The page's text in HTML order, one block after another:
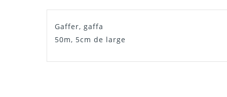
Gaffer, gaffa
50m, 5cm de large